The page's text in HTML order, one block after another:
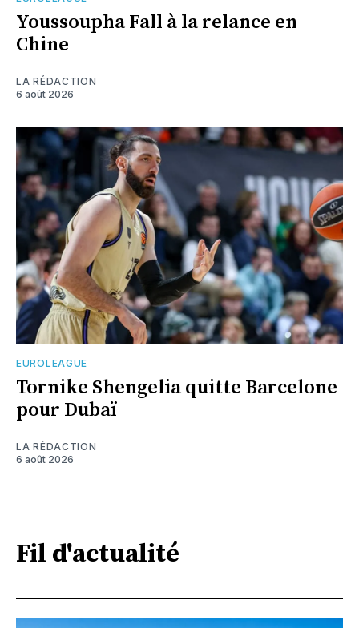
Youssoupha Fall à la relance en
Chine
LA RÉDACTION
6 août 2026
EUROLEAGUE
Tornike Shengelia quitte Barcelone
pour Dubaï
LA RÉDACTION
6 août 2026
Fil d'actualité